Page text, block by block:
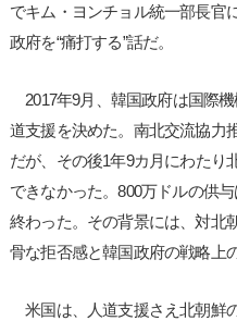
でキム・ヨンチョル統一部長官
政府を“痛打する”話だ。
2017年9月、韓国政府は国際
道支援を決めた。南北交流協力
だが、その後1年9カ月にわたり
できなかった。800万ドルの供
終わった。その背景には、対北
骨な拒否感と韓国政府の戦略上
米国は、人道支援さえ北朝鮮